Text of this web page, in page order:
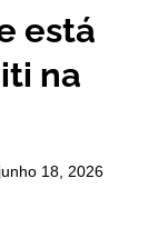
está
na
junho 18, 2026